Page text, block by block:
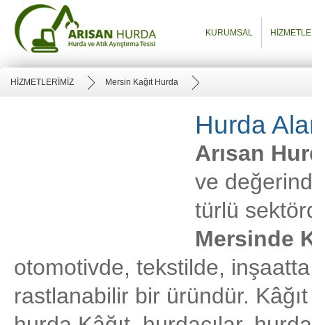
KURUMSAL
HİZMETLERİMİZ Mersin Kağıt Hurda
Hurda
Arısan
ve
türlü
Mersinde
otomotivde, tekstilde,
rastlanabilir bir üründür.